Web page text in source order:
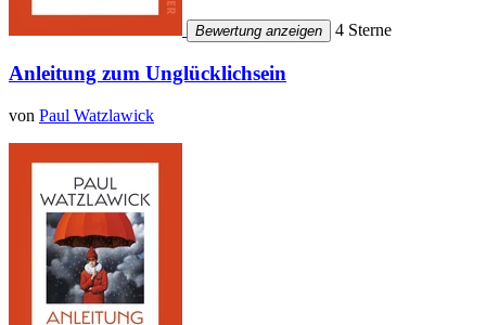
Bewertung anzeigen 4 Sterne
Anleitung zum Unglücklichsein
von Paul Watzlawick